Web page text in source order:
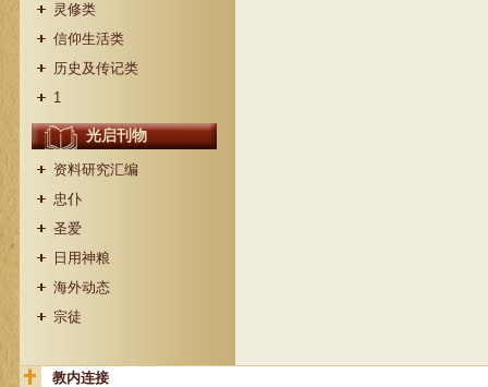
灵修类
信仰生活类
历史及传记类
1
光启刊物
资料研究汇编
忠仆
圣爱
日用神粮
海外动态
宗徒
教内连接